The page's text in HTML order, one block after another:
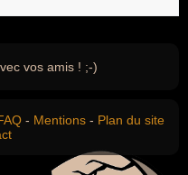
vos amis ! ;-)
- Mentions - Plan du site